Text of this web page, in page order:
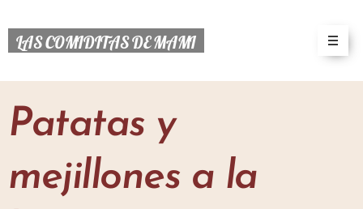
LAS COMIDITAS DE MAMI
Patatas y
mejillones a la